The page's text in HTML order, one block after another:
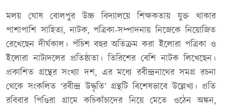
মলয় ঘোষ বোলপুর উচ্চ বিদ্যালয়ে শিক্ষকতায় যুক্ত থাকার
পাশাপাশি সাহিত্য, নাটক, পত্রিকা-সম্পাদনায় নিজেকে নিয়োজিত
রেখেছেন দীর্ঘকাল। পঁচিশ বছর অতিক্রম করা ইলোরা পত্রিকা ও
ইলোরা নাট্যদলের প্রতিষ্ঠাতা। তিরিশের বেশি নাটক লিখেছেন।
প্রকাশিত গ্রন্থের সংখ্যা দশ, এর মধ্যে রবীন্দ্রনাথের সমগ্র রচনা
থেকে সংকলিত ‘রবীন্দ্র উদ্ধৃতি’ গ্রন্থটি বিশেষভাবে উল্লেখ্য। প্রতি
রবিবার পিণ্ডিরা গ্রামে কচিকাঁচাদের নিয়ে মেতে ওঠেন অঙ্কন,